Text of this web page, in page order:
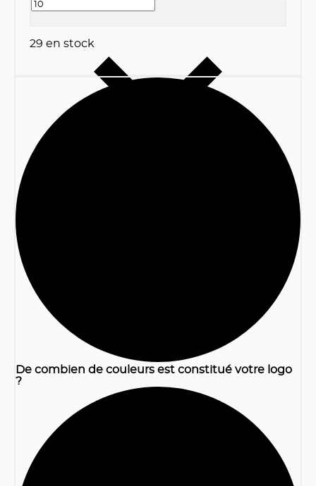
29 en stock
De combien de couleurs est constitué votre logo
?